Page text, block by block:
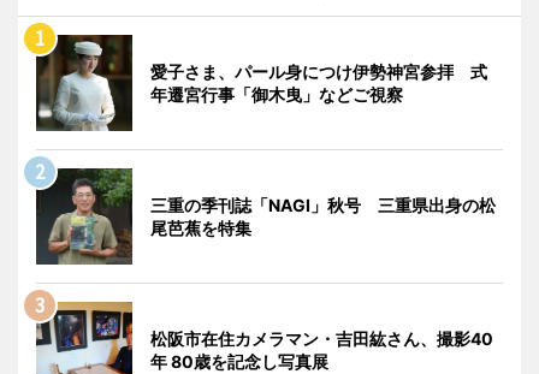
愛子さま、パール身につけ伊勢神宮参拝 式
年遷宮行事「御木曳」などご視察
三重の季刊誌「NAGI」秋号 三重県出身の松
尾芭蕉を特集
松阪市在住カメラマン・吉田紘さん、撮影40
年 80歳を記念し写真展